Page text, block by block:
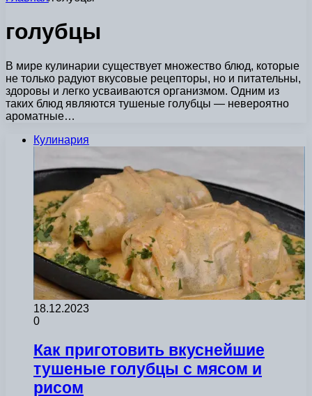
голубцы
В мире кулинарии существует множество блюд, которые
не только радуют вкусовые рецепторы, но и питательны,
здоровы и легко усваиваются организмом. Одним из
таких блюд являются тушеные голубцы — невероятно
ароматные…
Кулинария
18.12.2023
0
Как приготовить вкуснейшие
тушеные голубцы с мясом и
рисом